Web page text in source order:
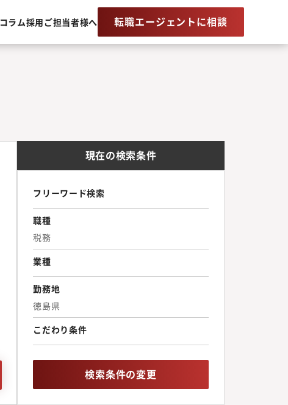
コラム採用ご担当者様へ 転職エージェントに相談
現在の検索条件
フリーワード検索
職種
税務
業種
勤務地
徳島県
こだわり条件
検索条件の変更